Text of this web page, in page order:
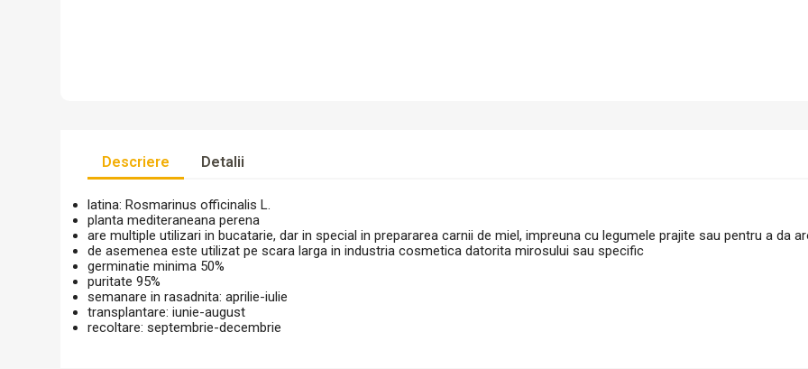
Descriere Detalii
latina: Rosmarinus officinalis L.
planta mediteraneana perena
are multiple utilizari in bucatarie, dar in special in prepararea carnii de miel, impreuna cu legumele prajite sau pentru a da
de asemenea este utilizat pe scara larga in industria cosmetica datorita mirosului sau specific
germinatie minima 50%
puritate 95%
semanare in rasadnita: aprilie-iulie
transplantare: iunie-august
recoltare: septembrie-decembrie